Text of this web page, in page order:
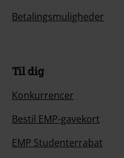
Betalingsmuligheder
Til dig
Konkurrencer
Bestil EMP-gavekort
EMP Studenterrabat